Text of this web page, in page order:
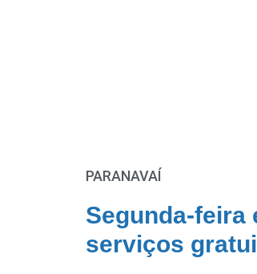
PARANAVAÍ
Segunda-feira
serviços